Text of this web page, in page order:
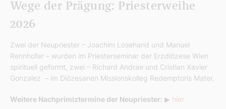
Wege der Prägung: Priesterweihe
2026
Zwei der Neupriester – Joachim Losehand und Manuel
Rennhofer – wurden im Priesterseminar der Erzdiözese Wien
spirituell geformt, zwei – Richard Andrae und Cristian Xavier
Gonzalez – im Diözesanen Missionskolleg Redemptoris Mater.
Weitere Nachprimiztermine der Neupriester: ▶ hier